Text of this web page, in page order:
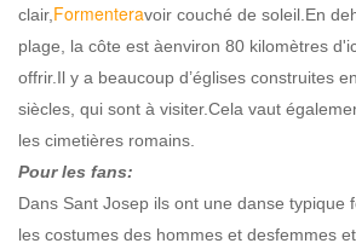
clair,Formenteravoir couché de soleil.En
plage, la côte est àenviron 80 kilomètres
offrir.Il y a beaucoup d’églises construites
siècles, qui sont à visiter.Cela vaut
les cimetières romains.
Pour les fans:
Dans Sant Josep ils ont une danse typique
les costumes des hommes et desfemmes